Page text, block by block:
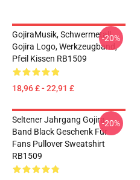
GojiraMusik, Schwermetall,
Gojira Logo, Werkzeugband,
Pfeil Kissen RB1509
18,96 £ - 22,91 £
-20%
Seltener Jahrgang Gojira
Band Black Geschenk Für
Fans Pullover Sweatshirt
RB1509
-20%